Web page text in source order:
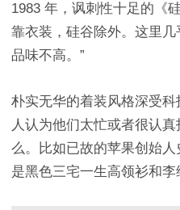
1983 年，讽刺性十足的《
靠衣装，硅谷除外。这里
品味不高。”
朴实无华的着装风格深受
人认为他们太忙或者很认
么。比如已故的苹果创始
是黑色三宅一生高领衫和李